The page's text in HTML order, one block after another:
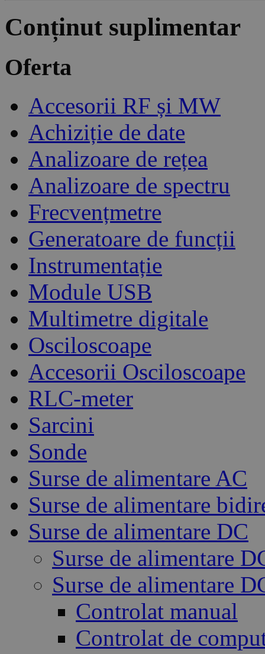
Conținut suplimentar
Oferta
Accesorii RF și MW
Achiziție de date
Analizoare de rețea
Analizoare de spectru
Frecvențmetre
Generatoare de funcții
Instrumentație
Module USB
Multimetre digitale
Osciloscoape
Accesorii Osciloscoape
RLC-meter
Sarcini
Sonde
Surse de alimentare AC
Surse de alimentare
Surse de alimentare DC
Surse de alimentare
Surse de alimentare
Controlat manual
Controlat de